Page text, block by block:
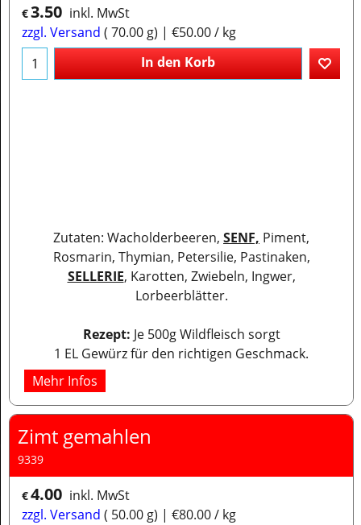
€3.50 inkl. MwSt
zzgl. Versand
70.00 g €50.00/ kg
In den Korb
Zutaten: Wacholderbeeren, SENF, Piment,
Rosmarin, Thymian, Petersilie, Pastinaken,
SELLERIE, Karotten, Zwiebeln, Ingwer,
Lorbeerblätter.
Rezept: Je 500g Wildfleisch sorgt
1 EL Gewürz für den richtigen Geschmack.
Mehr Infos
Zimt gemahlen
9339
€4.00 inkl. MwSt
zzgl. Versand
50.00 g €80.00/ kg